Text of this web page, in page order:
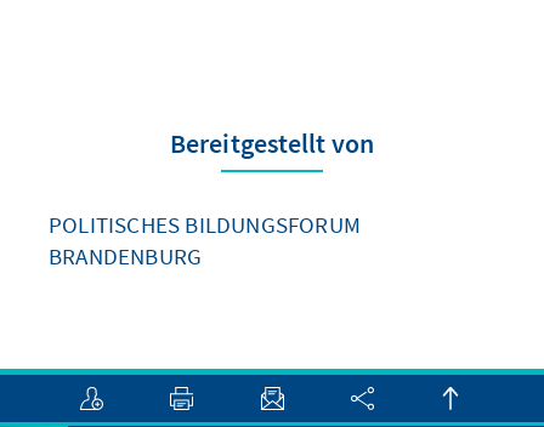
Bereitgestellt von
POLITISCHES BILDUNGSFORUM
BRANDENBURG